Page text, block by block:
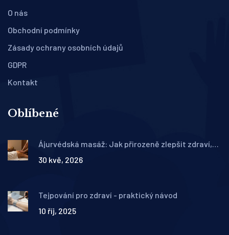
O nás
Obchodní podmínky
Zásady ochrany osobních údajů
GDPR
Kontakt
Oblíbené
Ájurvédská masáž: Jak přirozeně zlepšit zdraví,
30 kvě, 2026
Tejpování pro zdraví - praktický návod
10 říj, 2025